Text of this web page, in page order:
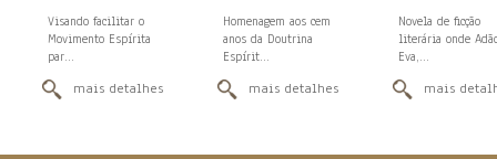
Visando facilitar o
Movimento Espírita
par...
mais detalhes
Homenagem aos cem
anos da Doutrina
Espírit...
mais detalhes
Novela de ficção
literária onde
Eva,...
mais